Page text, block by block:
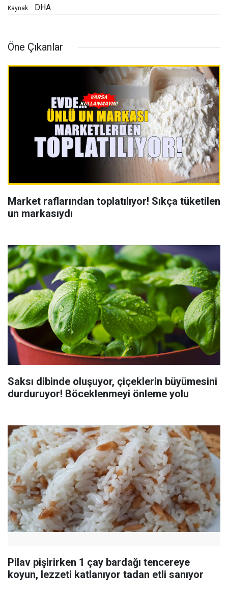
Kaynak: DHA
Öne Çıkanlar
Market raflarından toplatılıyor! Sıkça tüketilen
un markasıydı
Saksı dibinde oluşuyor, çiçeklerin büyümesini
durduruyor! Böceklenmeyi önleme yolu
Pilav pişirirken 1 çay bardağı tencereye
koyun, lezzeti katlanıyor tadan etli sanıyor